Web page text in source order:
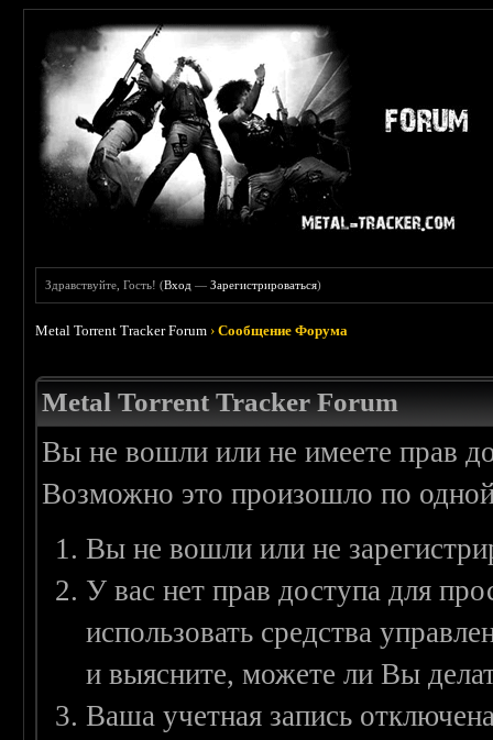
Здравствуйте, Гость! (Вход —Зарегистрироваться)
Metal Torrent Tracker Forum ›Сообщение Форума
Metal Torrent Tracker Forum
Вы не вошли или не имеете прав
Возможно это произошло по
Вы не вошли или не
У вас нет прав доступа для
использовать средства
и выясните, можете ли Вы
Ваша учетная запись